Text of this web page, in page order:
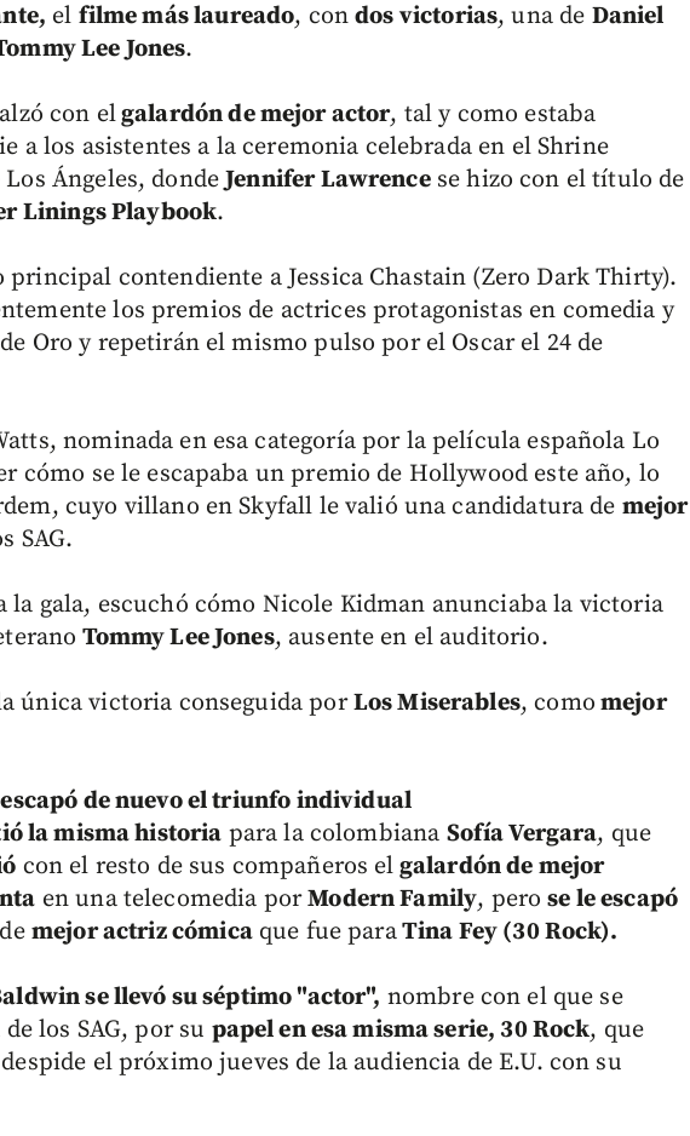
el filme más laureado, condos victorias, una de Daniel
Lee Jones.
con elgalardón de mejor actor, tal y como estaba
a los asistentes a la ceremonia celebrada en el Shrine
Ángeles, dondeJennifer Lawrencese hizo con el título de
Linings Playbook.
principal contendiente a Jessica Chastain (Zero Dark Thirty).
los premios de actrices protagonistas en comedia y
Oro y repetirán el mismo pulso por el Oscar el 24 de
nominada en esa categoría por la película española Lo
cómo se le escapaba un premio de Hollywood este año, lo
cuyo villano en Skyfall le valió una candidatura de mejor
SAG.
la gala, escuchó cómo Nicole Kidman anunciaba la victoria
Tommy Lee Jones, ausente en el auditorio.
única victoria conseguida porLos Miserables, como mejor
de nuevo el triunfo individual
la misma historia para la colombiana Sofía Vergara, que
con el resto de sus compañeros el galardón de mejor
en una telecomedia porModern Family, perose le escapó
de mejor actriz cómicaque fue paraTina Fey (30 Rock).
se llevó su séptimo "actor", nombre con el que se
los SAG, por su papel en esa misma serie, 30 Rock, que
el próximo jueves de la audiencia de E.U. con su